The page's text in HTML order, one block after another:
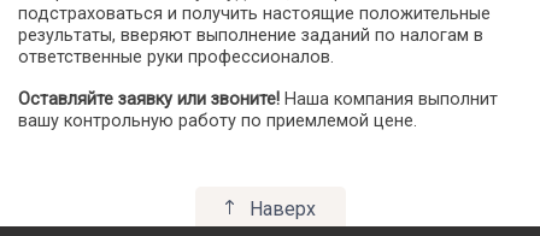
подстраховаться и получить настоящие положительные
результаты, вверяют выполнение заданий по налогам в
ответственные руки профессионалов.
Оставляйте заявку или звоните! Наша компания выполнит
вашу контрольную работу по приемлемой цене.
Наверх